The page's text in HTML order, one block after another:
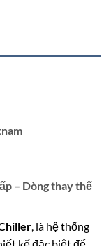
– Dòng thay thế
, là hệ thống
kế đặc biệt để